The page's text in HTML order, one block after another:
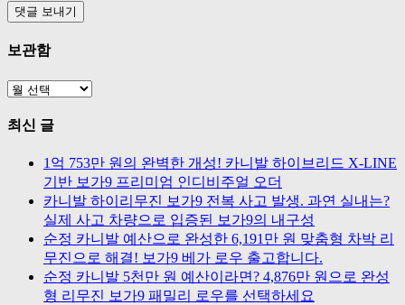
보관함
보
함
최신 글
1억 753만 원의 완벽한 개성! 카니발 하이브리드 X-LINE
기반 보가9 프리미엄 인디비주얼 오더
카니발 하이리무진 보가9 전복 사고 발생. 과연 실내는?
실제 사고 차량으로 입증된 보가9의 내구성
순정 카니발 예산으로 완성한 6,191만 원 맞춤형 차박 리
무진으로 해결! 보가9 베가 로우 출고합니다.
순정 카니발 5천만 원 예산이라면? 4,876만 원으로 완성
형 리무진 보가9 패밀리 로우를 선택하세요